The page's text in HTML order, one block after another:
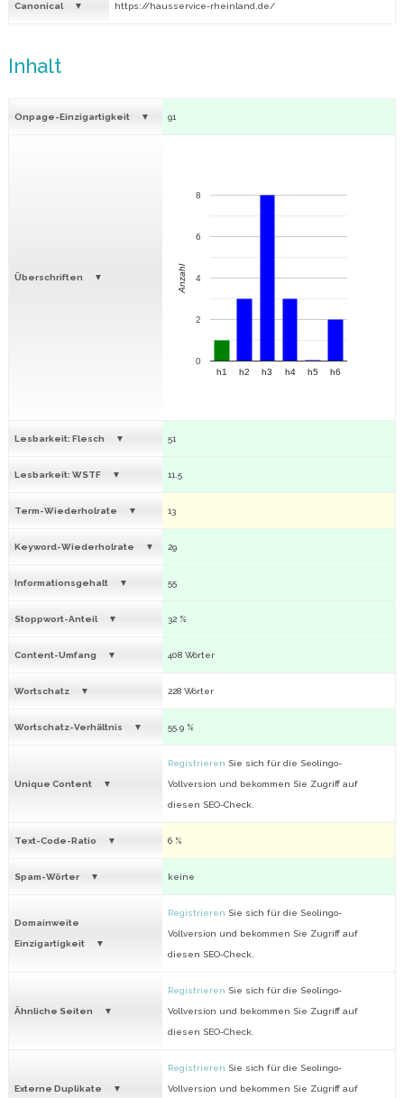
Canonical https://hausservice-rheinland.de/
Inhalt
Onpage-Einzigartigkeit 91
Überschriften
h1 h2 h3 h4 h5 h6
0
2
4
6
8
Anzahl
Lesbarkeit: Flesch 51
Lesbarkeit: WSTF 11.5
Term-Wiederholrate 13
Keyword-Wiederholrate 29
Informationsgehalt 55
Stoppwort-Anteil 32 %
Content-Umfang 408 Wörter
Wortschatz 228 Wörter
Wortschatz-Verhältnis 55.9 %
Unique Content
Registrieren Sie sich für die Seolingo-
Vollversion und bekommen Sie Zugriff auf
diesen SEO-Check.
Text-Code-Ratio 6 %
Spam-Wörter keine
Domainweite
Einzigartigkeit
Registrieren Sie sich für die Seolingo-
Vollversion und bekommen Sie Zugriff auf
diesen SEO-Check.
Ähnliche Seiten
Registrieren Sie sich für die Seolingo-
Vollversion und bekommen Sie Zugriff auf
diesen SEO-Check.
Externe Duplikate
Registrieren Sie sich für die Seolingo-
Vollversion und bekommen Sie Zugriff auf